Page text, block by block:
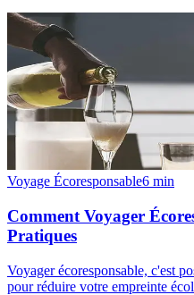
Voyage Écoresponsable6 min
Comment Voyager
Pratiques
Voyager écoresponsable, c'est
pour réduire votre empreinte